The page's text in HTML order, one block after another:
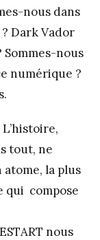
nous dans
Dark Vador
nous
numérique ?
tout, ne
atome, la plus
qui compose
nous